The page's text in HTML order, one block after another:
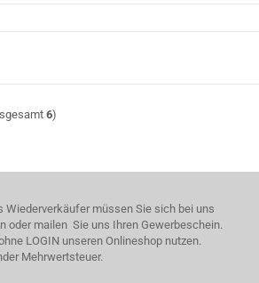
6)
müssen Sie sich bei uns
oder mailen Sie uns Ihren Gewerbeschein.
LOGIN unseren Onlineshop nutzen.
Mehrwertsteuer.